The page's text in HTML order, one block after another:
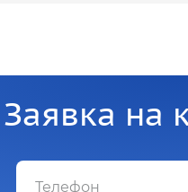
Заявка на